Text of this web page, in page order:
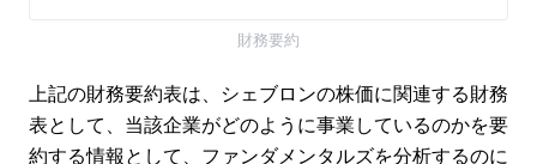
財務要約
上記の財務要約表は、シェブロンの株価に関連する財務
表として、当該企業がどのように事業しているのかを要
約する情報として、ファンダメンタルズを分析するのに